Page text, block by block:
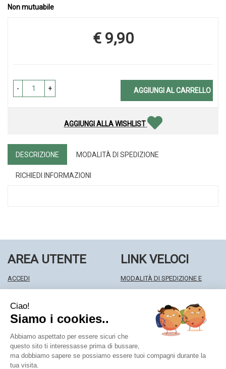
Non mutuabile
Prezzo
€ 9,90
- + AGGIUNGI AL CARRELLO
AGGIUNGI ALLA WISHLIST
DESCRIZIONE MODALITÀ DI SPEDIZIONE
RICHIEDI INFORMAZIONI
AREA UTENTE
ACCEDI
WISHLIST
ISCRIZIONE ALLA NEWSLETTER
LINK VELOCI
MODALITÀ DI SPEDIZIONE E
MODALITÀ DI PAGAMENTO
INFORMATIVA PRIVACY
CONDIZIONI DI VENDITA
Farmacia Centrale Srl